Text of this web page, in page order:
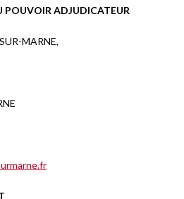
ADJUDICATEUR
MARNE,